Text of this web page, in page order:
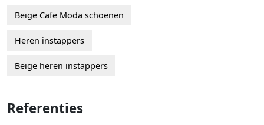
Beige Cafe Moda schoenen
Heren instappers
Beige heren instappers
Referenties